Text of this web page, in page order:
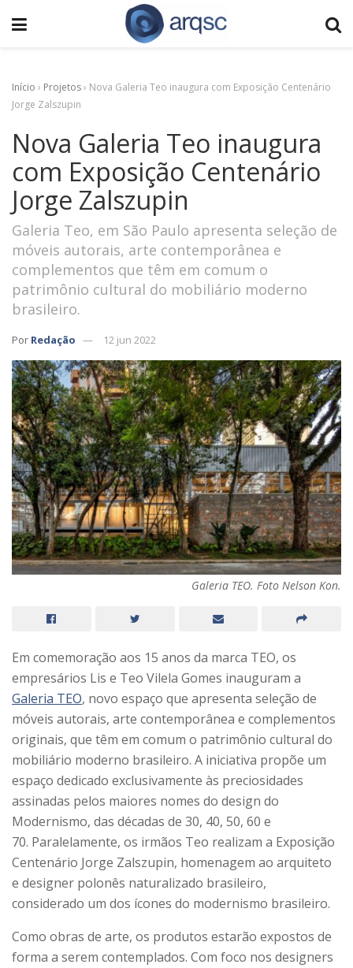
Início › Projetos› Nova Galeria Teo inaugura com Exposição Centenário
Jorge Zalszupin
Nova Galeria Teo inaugura
com Exposição Centenário
Jorge Zalszupin
Galeria Teo, em São Paulo apresenta seleção de
móveis autorais, arte contemporânea e
complementos que têm em comum o
patrimônio cultural do mobiliário moderno
brasileiro.
Por Redação 12 jun 2022
Galeria TEO. Foto Nelson Kon.
Em comemoração aos 15 anos da marca TEO, os
empresários Lis e Teo Vilela Gomes inauguram a
Galeria TEO, novo espaço que apresenta seleção de
móveis autorais, arte contemporânea e complementos
originais, que têm em comum o patrimônio cultural do
mobiliário moderno brasileiro. A iniciativa propõe um
espaço dedicado exclusivamente às preciosidades
assinadas pelos maiores nomes do design do
Modernismo, das décadas de 30, 40, 50, 60 e
70. Paralelamente, os irmãos Teo realizam a Exposição
Centenário Jorge Zalszupin, homenagem ao arquiteto
e designer polonês naturalizado brasileiro,
considerado um dos ícones do modernismo brasileiro.
Como obras de arte, os produtos estarão expostos de
forma a serem contemplados. Com foco nos designers